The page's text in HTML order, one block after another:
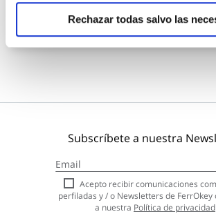
Rechazar todas salvo las
Añadir al carrito
Subscríbete a nuestra
a
nuestro
boletín
de
Acepto recibir comunicaciones
perfiladas y / o Newsletters de FerrOkey
a nuestra Política de privacidad